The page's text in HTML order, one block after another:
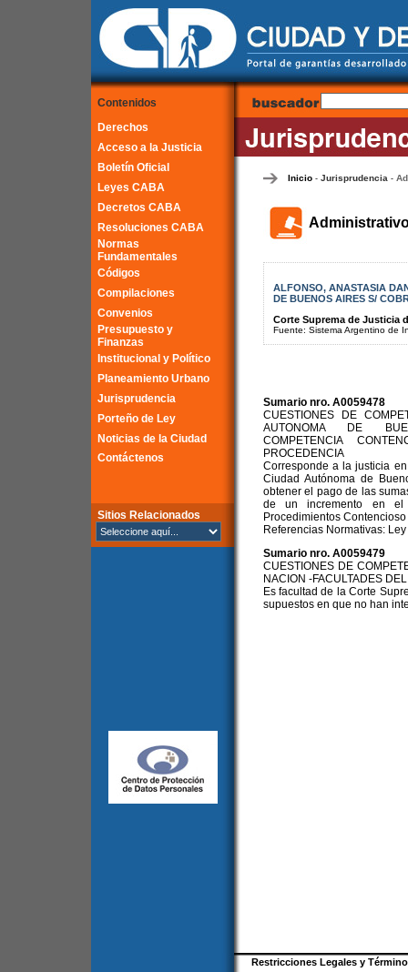
Contenidos
Derechos
Acceso a la Justicia
Boletín Oficial
Leyes CABA
Decretos CABA
Resoluciones CABA
Normas
Fundamentales
Códigos
Compilaciones
Convenios
Presupuesto y
Finanzas
Institucional y Político
Planeamiento Urbano
Jurisprudencia
Porteño de Ley
Noticias de la Ciudad
Contáctenos
Sitios Relacionados
Inicio- Jurisprudencia-
ALFONSO, ANASTASIA
DE BUENOS AIRES S/
Corte Suprema de Justicia
Fuente: Sistema Argentino de
Sumario nro. A0059478
CUESTIONES DE
AUTONOMA DE
COMPETENCIA
PROCEDENCIA
Corresponde a la justicia
Ciudad Autónoma de
obtener el pago de las
de un incremento en
Procedimientos
Referencias Normativas:
Sumario nro. A0059479
CUESTIONES DE
NACION -FACULTADES
Es facultad de la Corte
supuestos en que no han
Restricciones Legales y